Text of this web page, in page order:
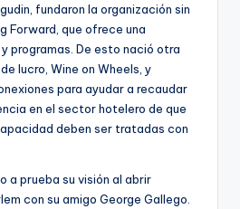
fundaron la organización sin
Forward, que ofrece una
programas. De esto nació otra
lucro, Wine on Wheels, y
para ayudar a recaudar
en el sector hotelero de que
deben ser tratadas con
a prueba su visión al abrir
con su amigo George Gallego.